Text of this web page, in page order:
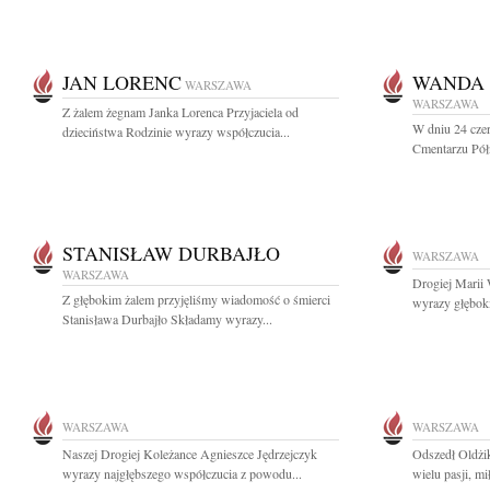
JAN LORENC WARSZAWA
Z żalem żegnam Janka Lorenca Przyjaciela od
dzieciństwa Rodzinie wyrazy współczucia...
WARSZAWA
W dniu 24
Cmentarzu
STANISŁAW DURBAJŁO
WARSZAWA
Z głębokim żalem przyjęliśmy wiadomość o śmierci
Stanisława Durbajło Składamy wyrazy...
WARSZAWA
Drogiej Marii
wyrazy
WARSZAWA
Naszej Drogiej Koleżance Agnieszce Jędrzejczyk
wyrazy najgłębszego współczucia z powodu...
WARSZAWA
Odszedł
wielu pasji,